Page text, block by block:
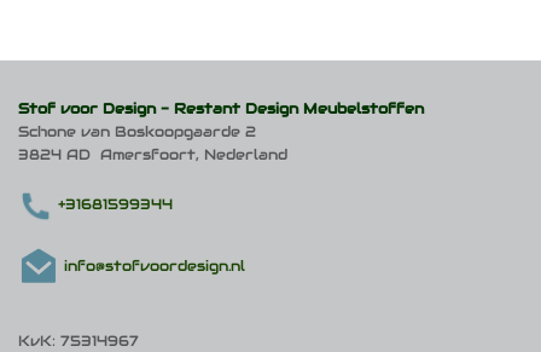
Stof voor Design - Restant Design Meubelstoffen
Schone van Boskoopgaarde 2
3824 AD Amersfoort, Nederland
+31681599344
info@stofvoordesign.nl
KvK: 75314967